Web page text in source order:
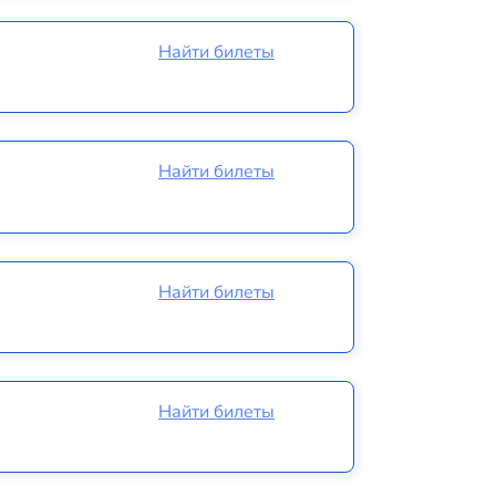
Найти билеты
Найти билеты
Найти билеты
Найти билеты